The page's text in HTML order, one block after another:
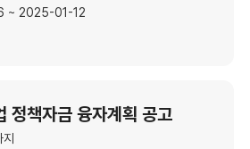
~ 2025-01-12
책자금 융자계획 공고